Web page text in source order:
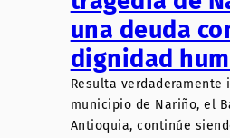
una deuda
dignidad
Resulta verdaderamente
municipio de Nariño, el
Antioquia, continúe